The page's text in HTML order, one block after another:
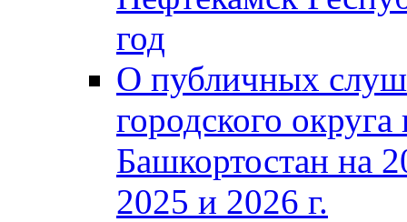
год
О публичных
городского
Башкортостан на
2025 и 2026 г.